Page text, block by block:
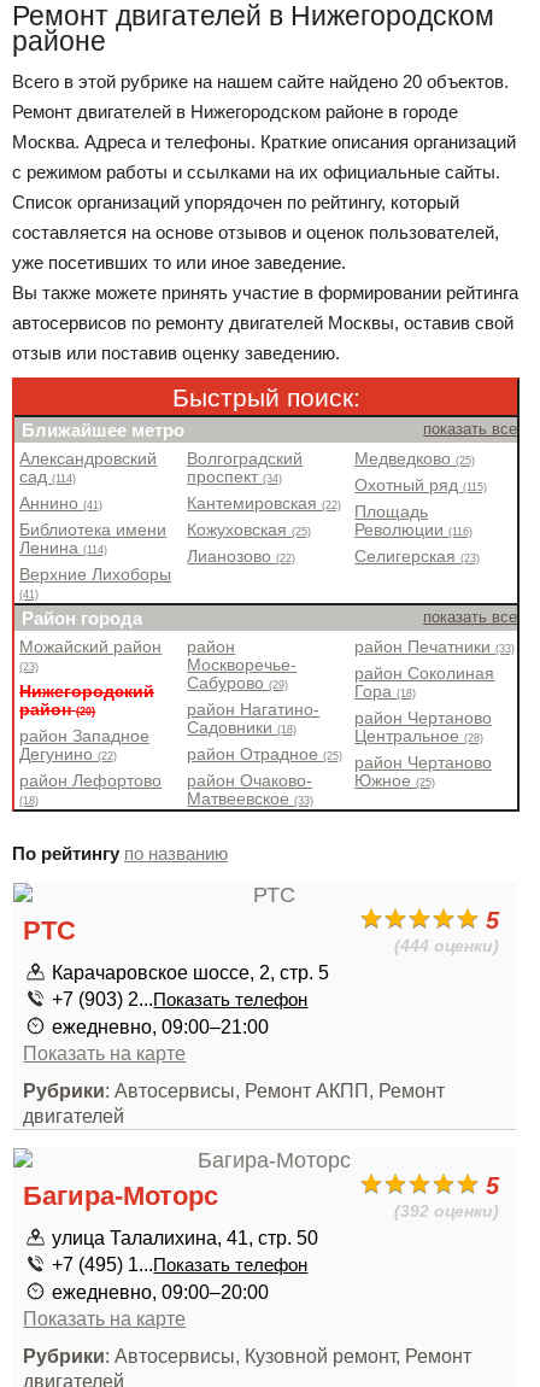
Ремонт двигателей в Нижегородском
районе
Всего в этой рубрике на нашем сайте найдено 20 объектов.
Ремонт двигателей в Нижегородском районе в городе
Москва. Адреса и телефоны. Краткие описания организаций
с режимом работы и ссылками на их официальные сайты.
Список организаций упорядочен по рейтингу, который
составляется на основе отзывов и оценок пользователей,
уже посетивших то или иное заведение.
Вы также можете принять участие в формировании рейтинга
автосервисов по ремонту двигателей Москвы, оставив свой
отзыв или поставив оценку заведению.
Быстрый поиск:
Ближайшее метро показать все
Александровский
сад(114)
Аннино(41)
Библиотека имени
Ленина(114)
Верхние Лихоборы
(41)
Волгоградский
проспект(34)
Кантемировская(22)
Кожуховская(25)
Лианозово(22)
Медведково(25)
Охотный ряд(115)
Площадь
Революции(116)
Селигерская(23)
Район города показать все
Можайский район
(23)
Нижегородский
район(20)
район Западное
Дегунино(22)
район Лефортово
(18)
район
Москворечье-
Сабурово(29)
район Нагатино-
Садовники(18)
район Отрадное(25)
район Очаково-
Матвеевское(33)
район Печатники(33)
район Соколиная
Гора(18)
район Чертаново
Центральное(28)
район Чертаново
Южное(25)
По рейтингу по названию
5
(444 оценки)
РТС
Карачаровское шоссе, 2, стр. 5
+7 (903) 2...Показать телефон
ежедневно, 09:00–21:00
Показать на карте
Рубрики: Автосервисы, Ремонт АКПП, Ремонт
двигателей
5
(392 оценки)
Багира-Моторс
улица Талалихина, 41, стр. 50
+7 (495) 1...Показать телефон
ежедневно, 09:00–20:00
Показать на карте
Рубрики: Автосервисы, Кузовной ремонт, Ремонт
двигателей